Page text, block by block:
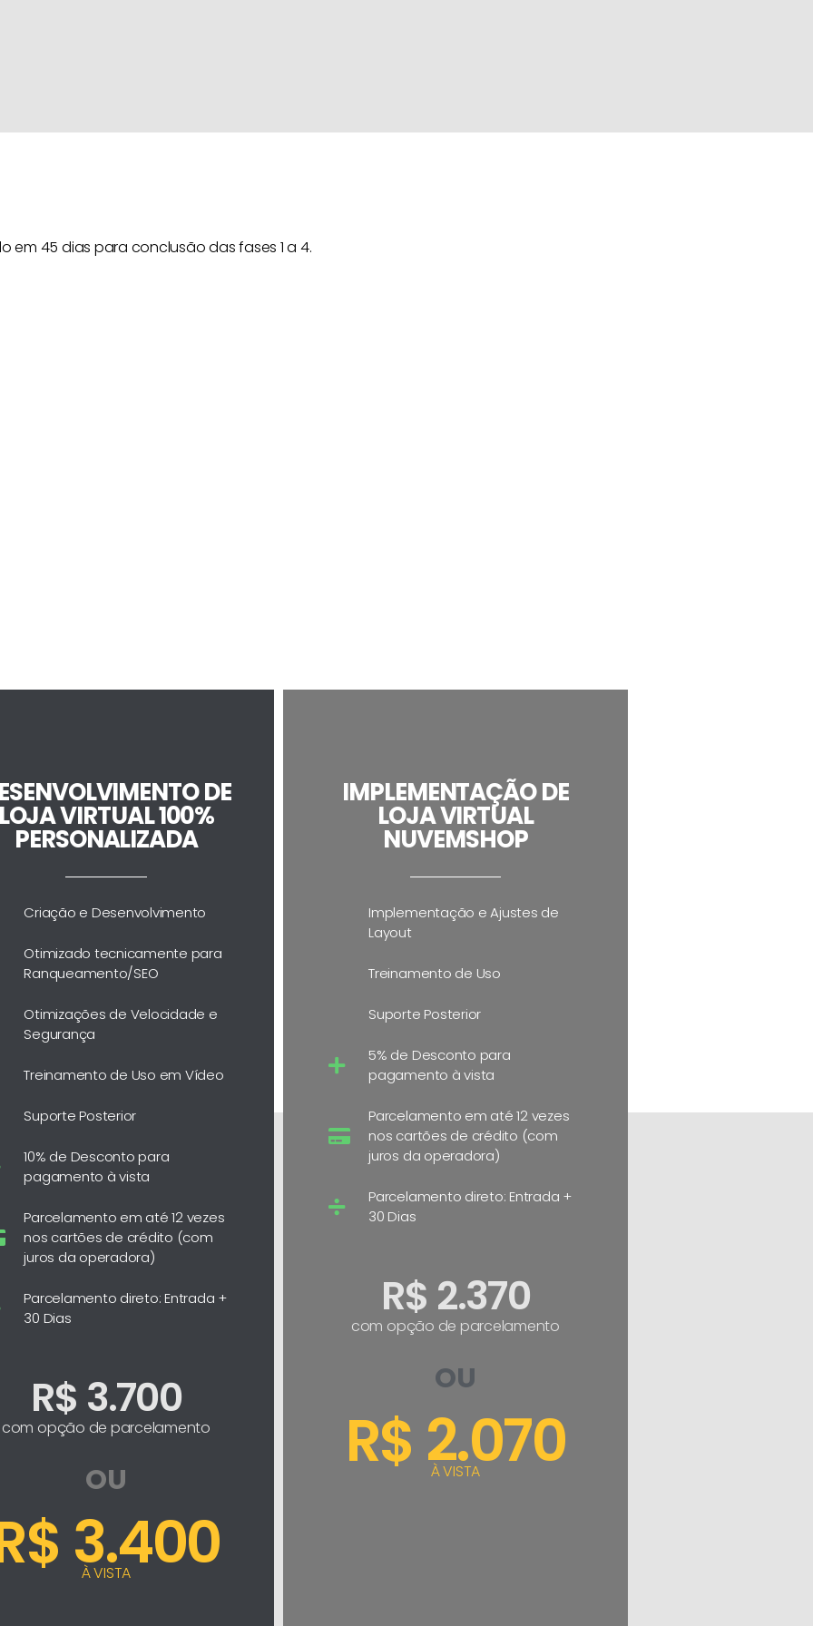
em 45 dias para conclusão das fases 1 a 4.
DE
VIRTUAL 100%
PERSONALIZADA
Criação e Desenvolvimento
Otimizado tecnicamente para
Ranqueamento/SEO
Otimizações de Velocidade e
Segurança
Treinamento de Uso em Vídeo
Suporte Posterior
10% de Desconto para
pagamento à vista
Parcelamento em até 12 vezes
nos cartões de crédito (com
juros da operadora)
Parcelamento direto: Entrada +
30 Dias
R$ 3.700
com opção de parcelamento
OU
3.400
À VISTA
IMPLEMENTAÇÃO DE
LOJA VIRTUAL
NUVEMSHOP
Implementação e Ajustes de
Layout
Treinamento de Uso
Suporte Posterior
5% de Desconto para
pagamento à vista
Parcelamento em até 12 vezes
nos cartões de crédito (com
juros da operadora)
Parcelamento direto: Entrada +
30 Dias
R$ 2.370
com opção de parcelamento
OU
R$ 2.070
À VISTA